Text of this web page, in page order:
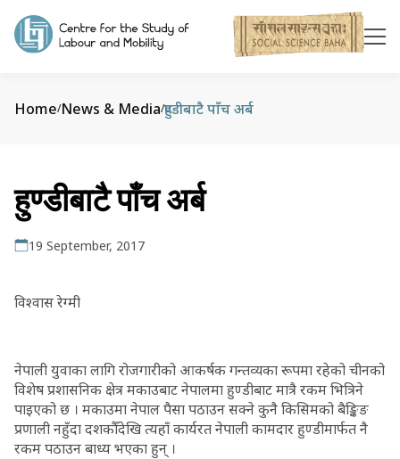
Home/News & Media/हुण्डीबाटै पाँच अर्ब
हुण्डीबाटै पाँच अर्ब
19 September, 2017
विश्वास रेग्मी
नेपाली युवाका लागि रोजगारीको आकर्षक गन्तव्यका रूपमा रहेको चीनको
विशेष प्रशासनिक क्षेत्र मकाउबाट नेपालमा हुण्डीबाट मात्रै रकम भित्रिने
पाइएको छ । मकाउमा नेपाल पैसा पठाउन सक्ने कुनै किसिमको बैङ्किङ
प्रणाली नहुँदा दशकौँदेखि त्यहाँ कार्यरत नेपाली कामदार हुण्डीमार्फत नै
रकम पठाउन बाध्य भएका हुन् ।